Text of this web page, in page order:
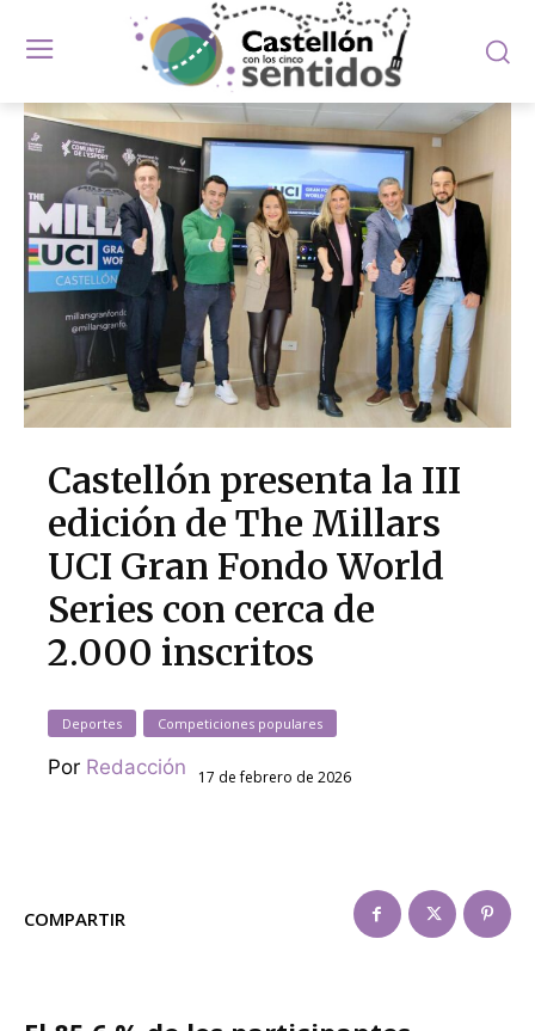
Castellón presenta la III
edición de The Millars
UCI Gran Fondo World
Series con cerca de
2.000 inscritos
Deportes Competiciones populares
Por Redacción 17 de febrero de 2026
COMPARTIR